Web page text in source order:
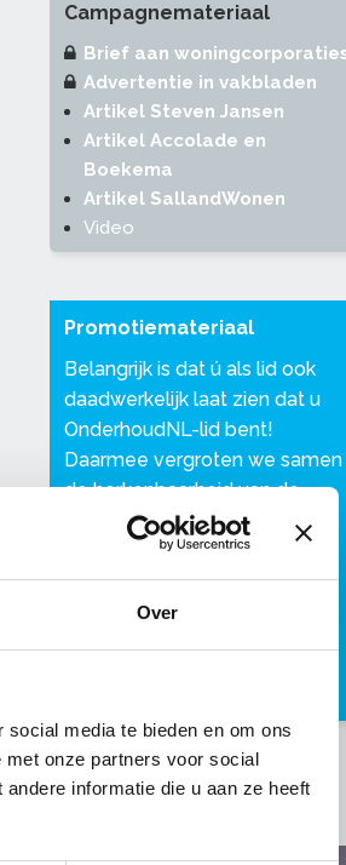
Over
media te bieden en om ons
onze partners voor social
informatie die u aan ze heeft
Campagnemateriaal
Brief aan
Advertentie in vakbladen
Artikel Steven Jansen
Artikel Accolade en
Boekema
Artikel SallandWonen
Video
Promotiemateriaal
Belangrijk is dat ú als lid ook
daadwerkelijk laat zien dat u
OnderhoudNL-lid bent!
Daarmee vergroten we samen
de herkenbaarheid van de
OnderhoudNL-bedrijven in de
Logo OnderhoudNL